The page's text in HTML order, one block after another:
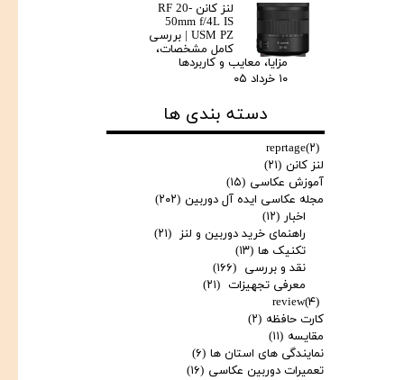
لنز کانن RF 20-
50mm f/4L IS
USM PZ | بررسی
کامل مشخصات،
مزایا، معایب و کاربردها
۱۰ خرداد ۰۵
دسته بندی ها
reprtage(۲)
لنز کانن (۲۱)
آموزش عکاسی (۱۵)
مجله عکاسی ایده آل دوربین (۲۰۲)
اخبار (۱۲)
راهنمای خرید دوربین و لنز (۲۱)
تکنیک ها (۱۳)
نقد و بررسی (۱۶۶)
معرفی تجهیزات (۲۱)
review(۴)
کارت حافظه (۲)
مقایسه (۱۱)
نمایندگی های استان ها (۶)
تعمیرات دوربین عکاسی (۱۶)